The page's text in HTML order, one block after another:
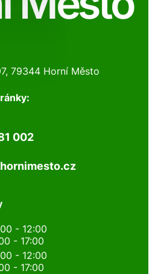
79344 Horní Město
002
- 12:00
- 17:00
- 12:00
- 17:00